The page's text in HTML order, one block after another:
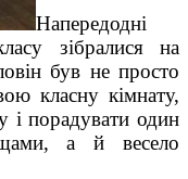
Напередодні
зібралися на
був не просто
класну кімнату,
і порадувати один
а й весело